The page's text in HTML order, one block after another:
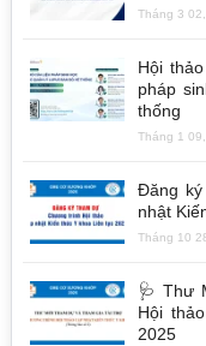
Tháng 3
Hội
pháp
thống
Tháng 1
Đăng
nhật
Tháng 10
🩺 Thư
Hội
2025